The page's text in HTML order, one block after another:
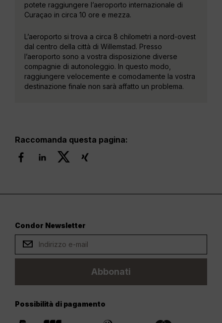
potete raggiungere l’aeroporto internazionale di
Curaçao in circa 10 ore e mezza.
L’aeroporto si trova a circa 8 chilometri a nord-ovest
dal centro della città di Willemstad. Presso
l’aeroporto sono a vostra disposizione diverse
compagnie di autonoleggio. In questo modo,
raggiungere velocemente e comodamente la vostra
destinazione finale non sarà affatto un problema.
Raccomanda questa pagina:
Condor Newsletter
Abbonati
Possibilità di pagamento